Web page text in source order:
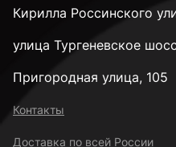
Кирилла Россинского
улица Тургеневское
Пригородная улица, 105
Контакты
Доставка по всей России